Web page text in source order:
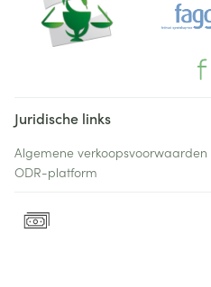
Juridische links
Algemene verkoopsvoorwaarden
ODR-platform